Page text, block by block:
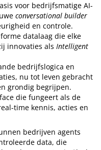
voor bedrijfsmatige AI-
conversational builder
en controle.
datalaag die elke
innovaties als Intelligent
bedrijfslogica en
nu tot leven gebracht
grondig begrijpen.
die fungeert als de
time kennis, acties en
bedrijven agents
data, die